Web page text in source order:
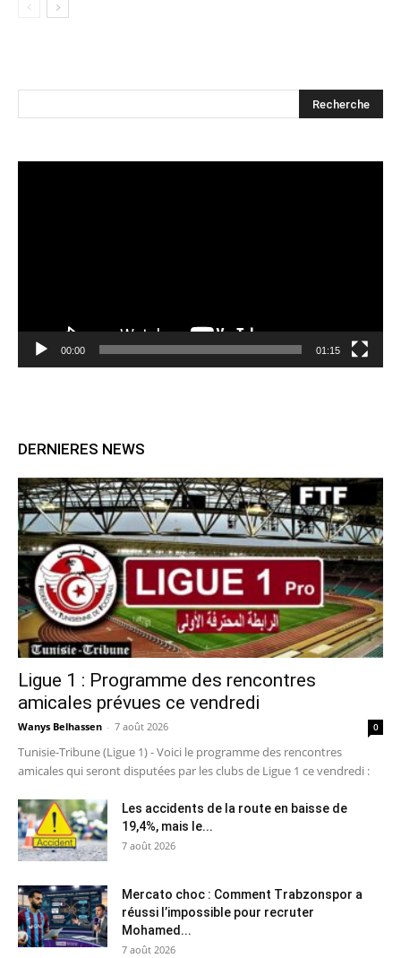
00:00 01:15
DERNIERES NEWS
Ligue 1 : Programme des rencontres
amicales prévues ce vendredi
Wanys Belhassen - 7 août 2026 0
Tunisie-Tribune (Ligue 1) - Voici le programme des rencontres
amicales qui seront disputées par les clubs de Ligue 1 ce vendredi :
Les accidents de la route en baisse de
19,4%, mais le...
7 août 2026
Mercato choc : Comment Trabzonspor a
réussi l’impossible pour recruter
Mohamed...
7 août 2026